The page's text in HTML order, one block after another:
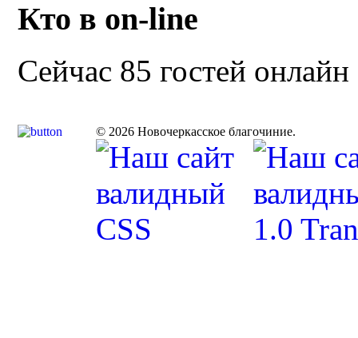
Кто в on-line
Сейчас 85 гостей онлайн
© 2026 Новочеркасское благочиние.